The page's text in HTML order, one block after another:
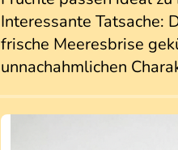
Interessante Tatsache:
frische Meeresbrise
unnachahmlichen